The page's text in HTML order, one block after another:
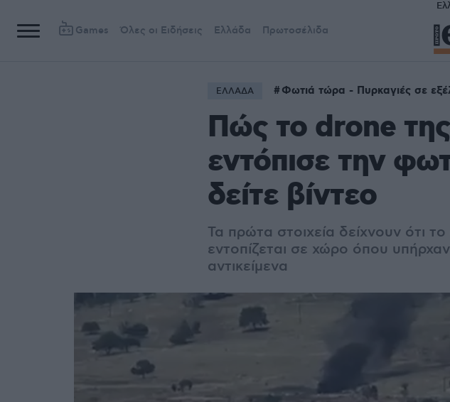
Games Όλες οι Ειδήσεις Ελλάδα Πρωτοσέλιδα
ΕΛΛΑΔΑ Φωτιά τώρα - Πυρκαγιές σε
Πώς το drone
εντόπισε την
δείτε βίντεο
Τα πρώτα στοιχεία δείχνουν ότι
εντοπίζεται σε χώρο όπου
αντικείμενα